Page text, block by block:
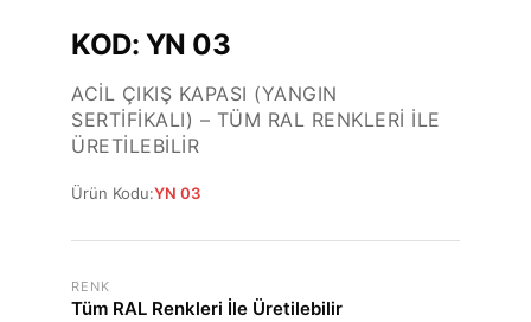
KOD: YN 03
ACIL ÇIKIŞ KAPASI (YANGIN
SERTIFIKALI) – TÜM RAL RENKLERI İLE
ÜRETILEBILIR
Ürün Kodu:YN 03
RENK
Tüm RAL Renkleri İle Üretilebilir